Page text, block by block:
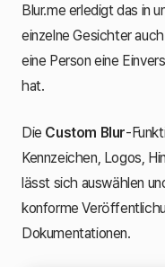
Blur.me erledigt das in
einzelne Gesichter
eine Person eine
hat.
Die Custom Blur-
Kennzeichen, Logos,
lässt sich auswählen
konforme
Dokumentationen.